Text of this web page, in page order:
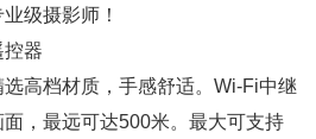
级摄影师！
控器
高档材质，手感舒适。Wi-Fi中继
，最远可达500米。最大可支持